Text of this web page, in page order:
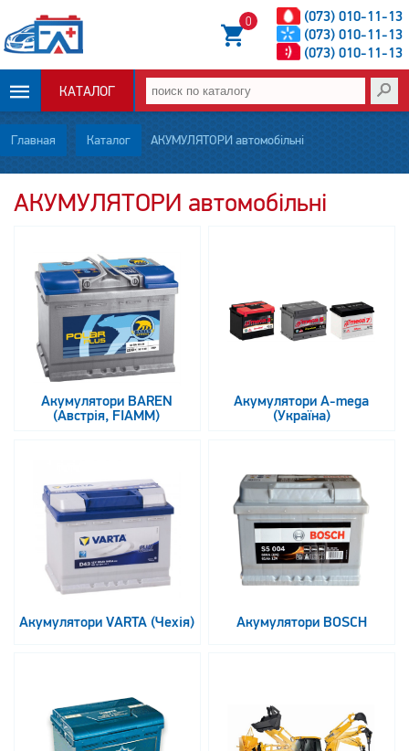
(073) 010-11-13
(073) 010-11-13
(073) 010-11-13
0
КАТАЛОГ
ОПЛАТА И
ДОСТАВКА
СТАТЬИ
О НАС
КОНТАКТЫ
Главная Каталог АКУМУЛЯТОРИ автомобільні
АКУМУЛЯТОРИ автомобільні
Акумулятори BAREN
(Австрія, FIAMM)
Акумулятори A-mega
(Україна)
Акумулятори VARTA (Чехія) Акумулятори BOSCH